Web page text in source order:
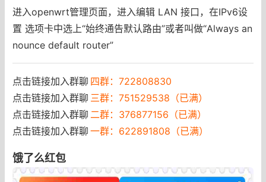
进入openwrt管理页面，进入编辑 LAN 接口，在IPv6设
置 选项卡中选上“始终通告默认路由”或者叫做“Always an
nounce default router”
点击链接加入群聊 四群：722808830
点击链接加入群聊 三群：751529538（已满）
点击链接加入群聊 二群：376877156（已满）
点击链接加入群聊 一群：622891808（已满）
饿了么红包